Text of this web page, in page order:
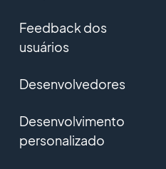
Feedback dos
usuários
Desenvolvedores
Desenvolvimento
personalizado